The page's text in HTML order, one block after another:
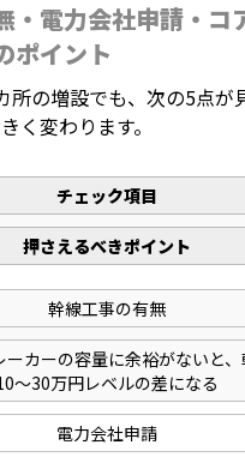
・電力会社申請・コ
ポイント
所の増設でも、次の5点が
く変わります。
チェック項目
押さえるべきポイント
幹線工事の有無
カーの容量に余裕がないと
〜30万円レベルの差になる
電力会社申請